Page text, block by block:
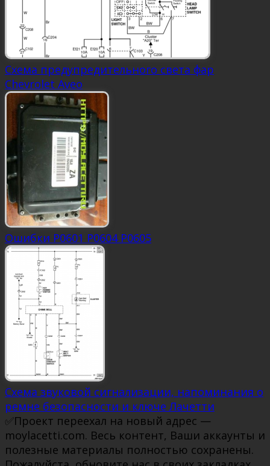
Схема предупредительного света фар
Chevrolet Aveo
Ошибки Р0601 Р0604 Р0605
Схема звуковой сигнализации, напоминания о
ремне безопасности и ключе Лачетти
✅Проект переехал на новый адрес —
moylacetti.com. Весь контент, Ваши аккаунты и
полезные материалы полностью сохранены.